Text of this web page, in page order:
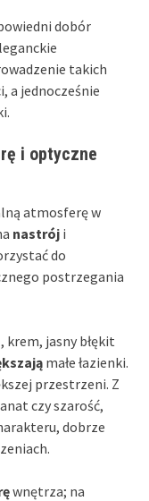
dobór
takich
a jednocześnie
i optyczne
atmosferę w
nastrój i
do
postrzegania
jasny błękit
małe łazienki.
przestrzeni. Z
czy szarość,
dobrze
wnętrza; na